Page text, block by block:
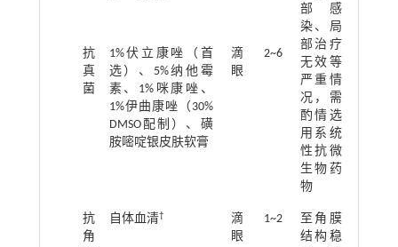
部感
染、局
部治疗
无效等
严重情
况，需
酌情选
用系统
性抗微
生物药
物
抗
真
菌
1%伏立康唑（首
选）、5%纳他霉
素、1%咪康唑、
1%伊曲康唑（30%
DMSO配制）、磺
胺嘧啶银皮肤软膏
滴
眼
2~6
抗
角
自体血清†
滴
眼
1~2
至角膜
结构稳